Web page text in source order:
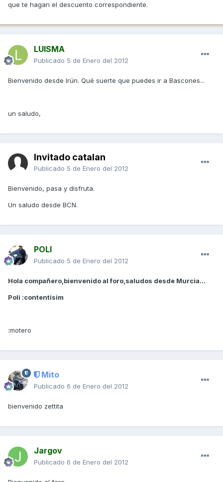
que te hagan el descuento correspondiente.
LUISMA
Publicado 5 de Enero del 2012
Bienvenido desde Irún. Qué suerte que puedes ir a Bascones...
un saludo,
Invitado catalan
Publicado 5 de Enero del 2012
Bienvenido, pasa y disfruta.
Un saludo desde BCN.
POLI
Publicado 5 de Enero del 2012
Hola compañero,bienvenido al foro,saludos desde Murcia...
Poli :contentisim
:motero
Mito
Publicado 6 de Enero del 2012
bienvenido zettita
Jargov
Publicado 6 de Enero del 2012